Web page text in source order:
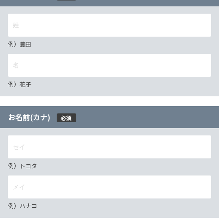
例）豊田
例）花子
お名前(カナ) 必須
例）トヨタ
例）ハナコ